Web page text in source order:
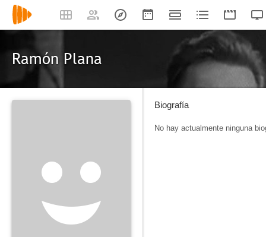
Ramón Plana
Biografía
No hay actualmente ninguna